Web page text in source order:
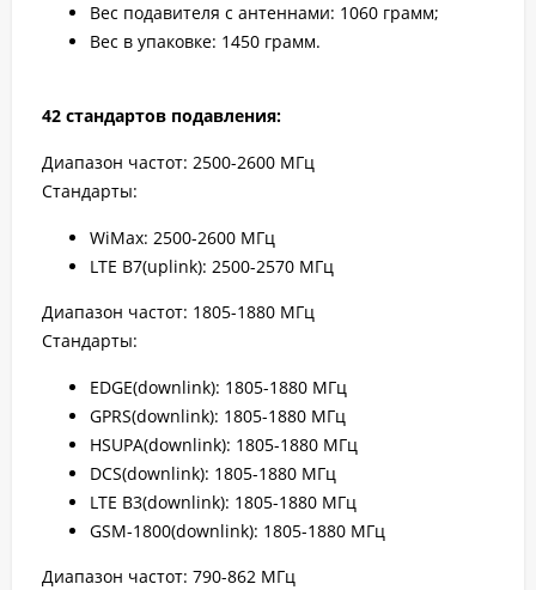
Вес подавителя с антеннами: 1060 грамм;
Вес в упаковке: 1450 грамм.
42 стандартов подавления:
Диапазон частот: 2500-2600 МГц
Стандарты:
WiMax: 2500-2600 МГц
LTE B7(uplink): 2500-2570 МГц
Диапазон частот: 1805-1880 МГц
Стандарты:
EDGE(downlink): 1805-1880 МГц
GPRS(downlink): 1805-1880 МГц
HSUPA(downlink): 1805-1880 МГц
DCS(downlink): 1805-1880 МГц
LTE B3(downlink): 1805-1880 МГц
GSM-1800(downlink): 1805-1880 МГц
Диапазон частот: 790-862 МГц